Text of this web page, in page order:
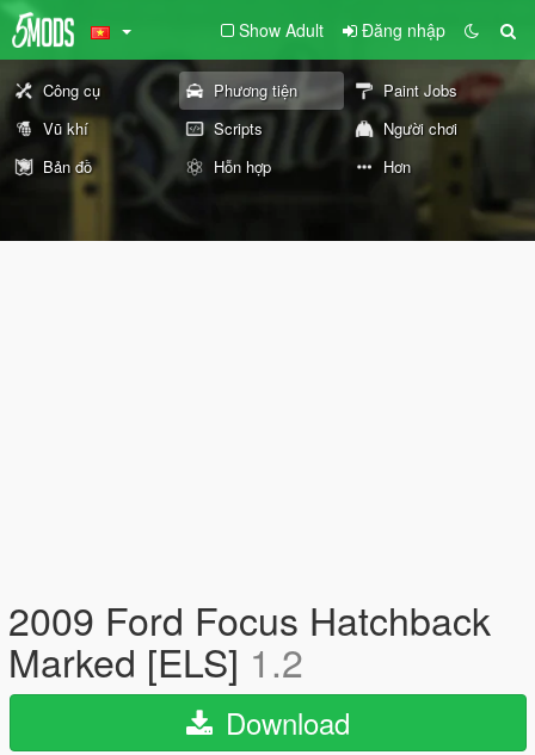
Show Adult Đăng nhập
Công cụ Phương tiện
Paint Jobs
Vũ khí
Scripts
Người chơi
Bản đồ
Hỗn hợp Hơn
2009 Ford Focus Hatchback
Marked [ELS] 1.2
Download